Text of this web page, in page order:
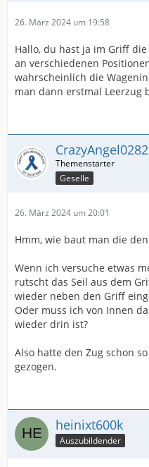
26. März 2024 um 19:58
Hallo, du hast ja im Griff
an verschiedenen
wahrscheinlich die
man dann erstmal Leerzug
CrazyAngel0282
Geselle
26. März 2024 um 20:01
Hmm, wie baut man die
Wenn ich versuche etwas
rutscht das Seil aus dem
wieder neben den Griff
Oder muss ich von Innen
wieder drin ist?
Also hatte den Zug schon
gezogen.
heinixt600k
Auszubildender